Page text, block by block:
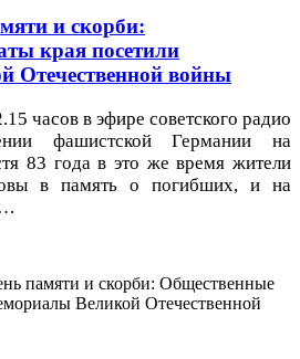
и скорби:
края посетили
Отечественной войны
часов в эфире советского радио
фашистской Германии на
83 года в это же время жители
в память о погибших, и на
памяти и скорби: Общественные
Великой Отечественной